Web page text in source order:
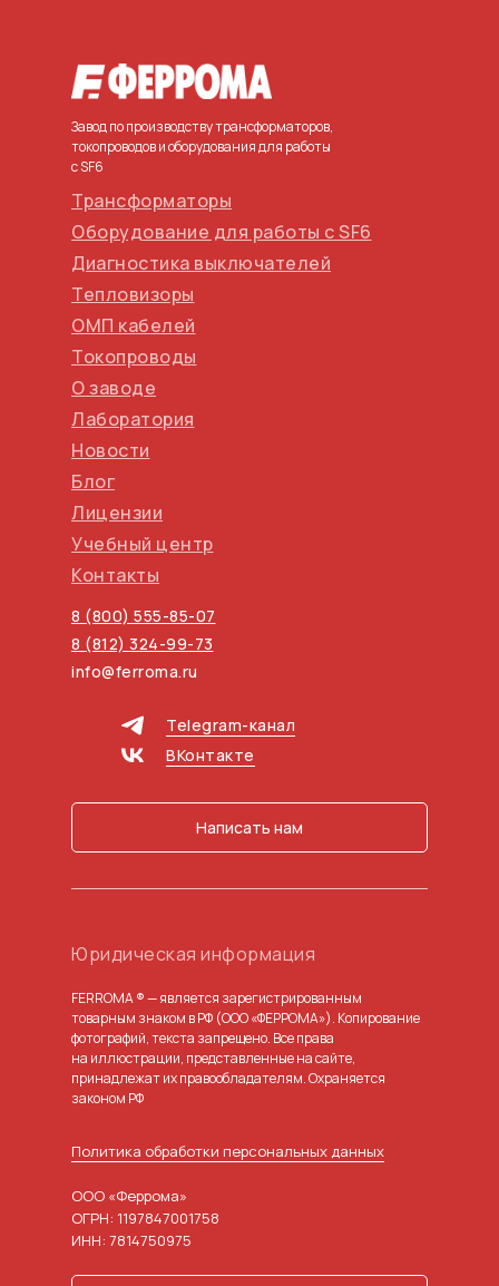
Завод по производству трансформаторов,
токопроводов и оборудования для работы
с SF6
ООО «Феррома»
ОГРН: 1197847001758
ИНН: 7814750975
FERROMA ® — является зарегистрированным
товарным знаком в РФ (ООО «ФЕРРОМА»). Копирование
фотографий, текста запрещено. Все права
на иллюстрации, представленные на сайте,
принадлежат их правообладателям. Охраняется
законом РФ
О заводе
Лаборатория
Трансформаторы
Оборудование для работы с SF6
Диагностика выключателей
Тепловизоры
ОМП кабелей
Токопроводы
Юридическая информация
Новости
Блог
Лицензии
Учебный центр
Контакты
8 (800) 555-85-07
8 (812) 324-99-73
info@ferroma.ru
Telegram-канал
Политика обработки персональных данных
Написать нам
ВКонтакте